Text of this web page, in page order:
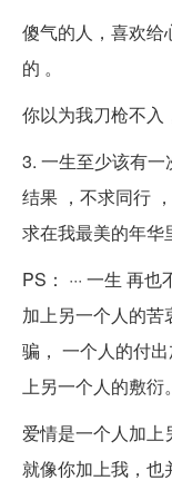
傻气的人，喜欢给
的 。
你以为我刀枪不入
3. 一生至少该有
结果 ，不求同行
求在我最美的年华
PS： ··· 一生 再
加上另一个人的苦
骗， 一个人的付
上另一个人的敷衍。
爱情是一个人加上
就像你加上我，也